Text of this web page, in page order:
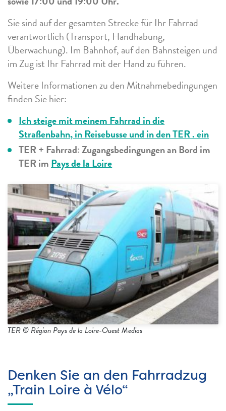
Sie sind auf der gesamten Strecke für Ihr Fahrrad
verantwortlich (Transport, Handhabung,
Überwachung). Im Bahnhof, auf den Bahnsteigen und
im Zug ist Ihr Fahrrad mit der Hand zu führen.
Weitere Informationen zu den Mitnahmebedingungen
finden Sie hier:
Ich steige mit meinem Fahrrad in die
Straßenbahn, in Reisebusse und in den TER . ein
TER + Fahrrad: Zugangsbedingungen an Bord im
TER imPays de la Loire
TER © Région Pays de la Loire-Ouest Medias
Denken Sie an den Fahrradzug
„Train Loire à Vélo“